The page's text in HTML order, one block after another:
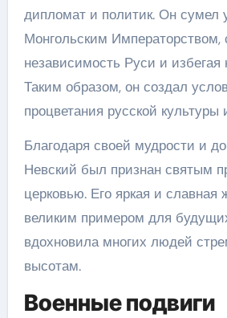
дипломат и политик. Он сумел
Монгольским Императорством,
независимость Руси и избегая
Таким образом, он создал
процветания русской культуры
Благодаря своей мудрости и
Невский был признан святым
церковью. Его яркая и славная
великим примером для
вдохновила многих людей
высотам.
Военные подвиги